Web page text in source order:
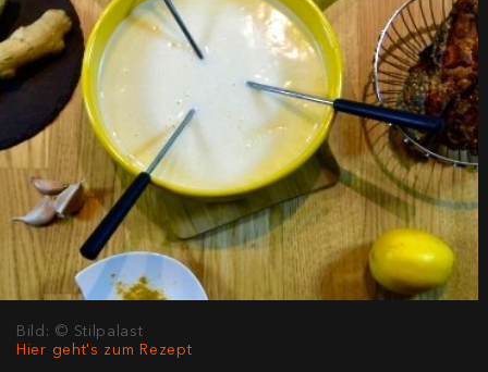
Bild: © Stilpalast
Hier geht's zum Rezept